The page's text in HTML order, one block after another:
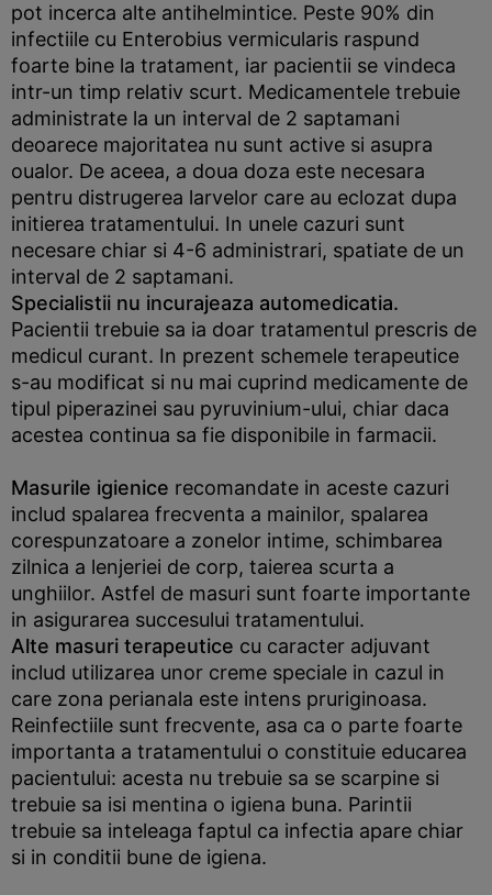
pot incerca alte antihelmintice. Peste 90% din
infectiile cu Enterobius vermicularis raspund
foarte bine la tratament, iar pacientii se vindeca
intr-un timp relativ scurt. Medicamentele trebuie
administrate la un interval de 2 saptamani
deoarece majoritatea nu sunt active si asupra
oualor. De aceea, a doua doza este necesara
pentru distrugerea larvelor care au eclozat dupa
initierea tratamentului. In unele cazuri sunt
necesare chiar si 4-6 administrari, spatiate de un
interval de 2 saptamani.
Specialistii nu incurajeaza automedicatia.
Pacientii trebuie sa ia doar tratamentul prescris de
medicul curant. In prezent schemele terapeutice
s-au modificat si nu mai cuprind medicamente de
tipul piperazinei sau pyruvinium-ului, chiar daca
acestea continua sa fie disponibile in farmacii.
Masurile igienice recomandate in aceste cazuri
includ spalarea frecventa a mainilor, spalarea
corespunzatoare a zonelor intime, schimbarea
zilnica a lenjeriei de corp, taierea scurta a
unghiilor. Astfel de masuri sunt foarte importante
in asigurarea succesului tratamentului.
Alte masuri terapeutice cu caracter adjuvant
includ utilizarea unor creme speciale in cazul in
care zona perianala este intens pruriginoasa.
Reinfectiile sunt frecvente, asa ca o parte foarte
importanta a tratamentului o constituie educarea
pacientului: acesta nu trebuie sa se scarpine si
trebuie sa isi mentina o igiena buna. Parintii
trebuie sa inteleaga faptul ca infectia apare chiar
si in conditii bune de igiena.